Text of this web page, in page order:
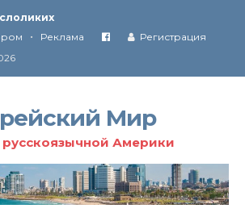
США с Ираном
Революции в Иране
до Ливана и Газы
• Реклама
Регистрация
Мир
русскоязычной Америки